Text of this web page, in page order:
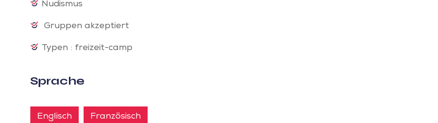
Nudismus
Gruppen akzeptiert
Typen : freizeit-camp
Sprache
Englisch Französisch